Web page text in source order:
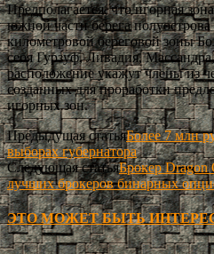
Предполагается, что игорная
южной части берега
километровой береговой зоны
себя Гурзуф, Ливадия,
расположение укажут члены из
созданных для проработки
игорных зон.
Предыдущая статьяБолее 7 млн
выборах губернатора
Следующая статьяБрокер Dragon
лучших брокеров бинарных
ЭТО МОЖЕТ БЫТЬ